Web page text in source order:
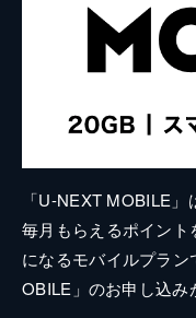
「U-NEXT MOBILE
毎月もらえるポイン
になるモバイルプラ
OBILE」のお申し込み